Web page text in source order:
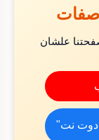
علشان
دوت نت"